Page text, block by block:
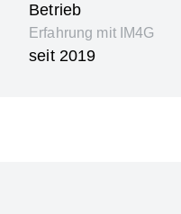
Betrieb
Erfahrung mit IM4G
seit 2019